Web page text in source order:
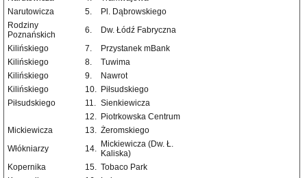
Narutowicza
5.
Pl. Dąbrowskiego
Rodziny
Poznańskich
6.
Dw. Łódź Fabryczna
Kilińskiego
7.
Przystanek mBank
Kilińskiego
8.
Tuwima
Kilińskiego
9.
Nawrot
Kilińskiego
10. Piłsudskiego
Piłsudskiego
11. Sienkiewicza
12. Piotrkowska Centrum
Mickiewicza
13. Żeromskiego
Włókniarzy
14. Mickiewicza (Dw. Ł.
Kaliska)
Kopernika
15. Tobaco Park